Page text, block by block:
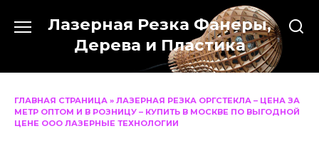
содержанию
Лазерная Резка Фанеры,
Дерева и Пластика
ГЛАВНАЯ СТРАНИЦА » ЛАЗЕРНАЯ РЕЗКА ОРГСТЕКЛА – ЦЕНА ЗА
МЕТР ОПТОМ И В РОЗНИЦУ – КУПИТЬ В МОСКВЕ ПО ВЫГОДНОЙ
ЦЕНЕ ООО ЛАЗЕРНЫЕ ТЕХНОЛОГИИ